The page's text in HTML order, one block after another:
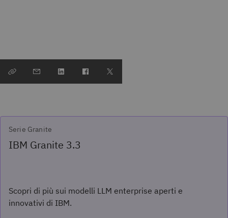
Serie Granite
IBM Granite 3.3
Scopri di più sui modelli LLM enterprise aperti e
innovativi di IBM.